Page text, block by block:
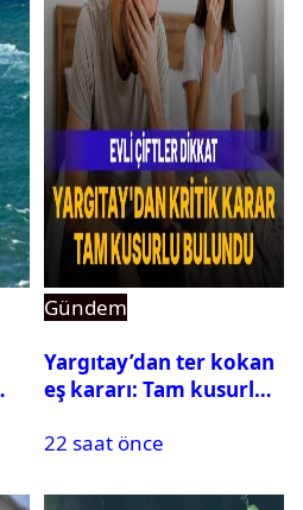
Gündem
Yargıtay’dan ter kokan
eş kararı: Tam kusurlu
22 saat önce